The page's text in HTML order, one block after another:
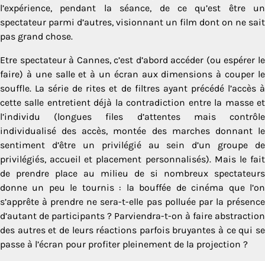
l’expérience, pendant la séance, de ce qu’est être un
spectateur parmi d’autres, visionnant un film dont on ne sait
pas grand chose.
Etre spectateur à Cannes, c’est d’abord accéder (ou espérer le
faire) à une salle et à un écran aux dimensions à couper le
souffle. La série de rites et de filtres ayant précédé l’accès à
cette salle entretient déjà la contradiction entre la masse et
l’individu (longues files d’attentes mais contrôle
individualisé des accès, montée des marches donnant le
sentiment d’être un privilégié au sein d’un groupe de
privilégiés, accueil et placement personnalisés). Mais le fait
de prendre place au milieu de si nombreux spectateurs
donne un peu le tournis : la bouffée de cinéma que l’on
s’apprête à prendre ne sera-t-elle pas polluée par la présence
d’autant de participants ? Parviendra-t-on à faire abstraction
des autres et de leurs réactions parfois bruyantes à ce qui se
passe à l’écran pour profiter pleinement de la projection ?